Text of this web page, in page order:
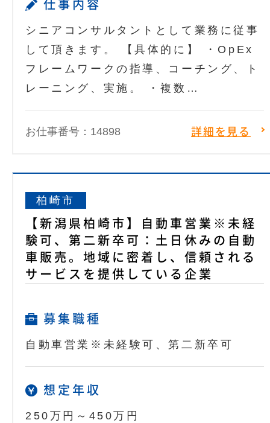
仕事内容
シニアコンサルタントとして業務に従事
して頂きます。 【具体的に】 ・OpEx
フレームワークの指導、コーチング、ト
レーニング、実施。 ・複数…
お仕事番号：14898 詳細を見る
柏崎市
【新潟県柏崎市】自動車営業※未経
験可、第二新卒可：土日休みの自動
車販売。地域に密着し、信頼される
サービスを提供している企業
募集職種
自動車営業※未経験可、第二新卒可
想定年収
250万円～450万円